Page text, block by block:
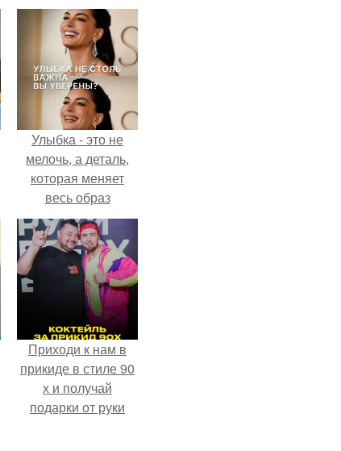
Улыбка - это не
мелочь, а деталь,
которая меняет
весь образ
человека.
Приходи к нам в
прикиде в стиле 90
х и получай
подарки от руки